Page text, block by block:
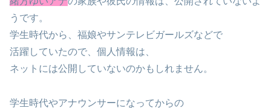
うです。
学生時代から、福娘やサンテレビガールズなどで
活躍していたので、個人情報は、
ネットには公開していないのかもしれません。
学生時代やアナウンサーになってからの